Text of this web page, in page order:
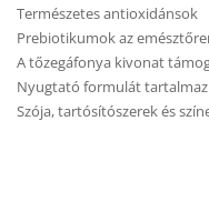
Természetes antioxidánsok
Prebiotikumok az
A tőzegáfonya kivonat
Nyugtató formulát tartalmaz
Szója, tartósítószerek és